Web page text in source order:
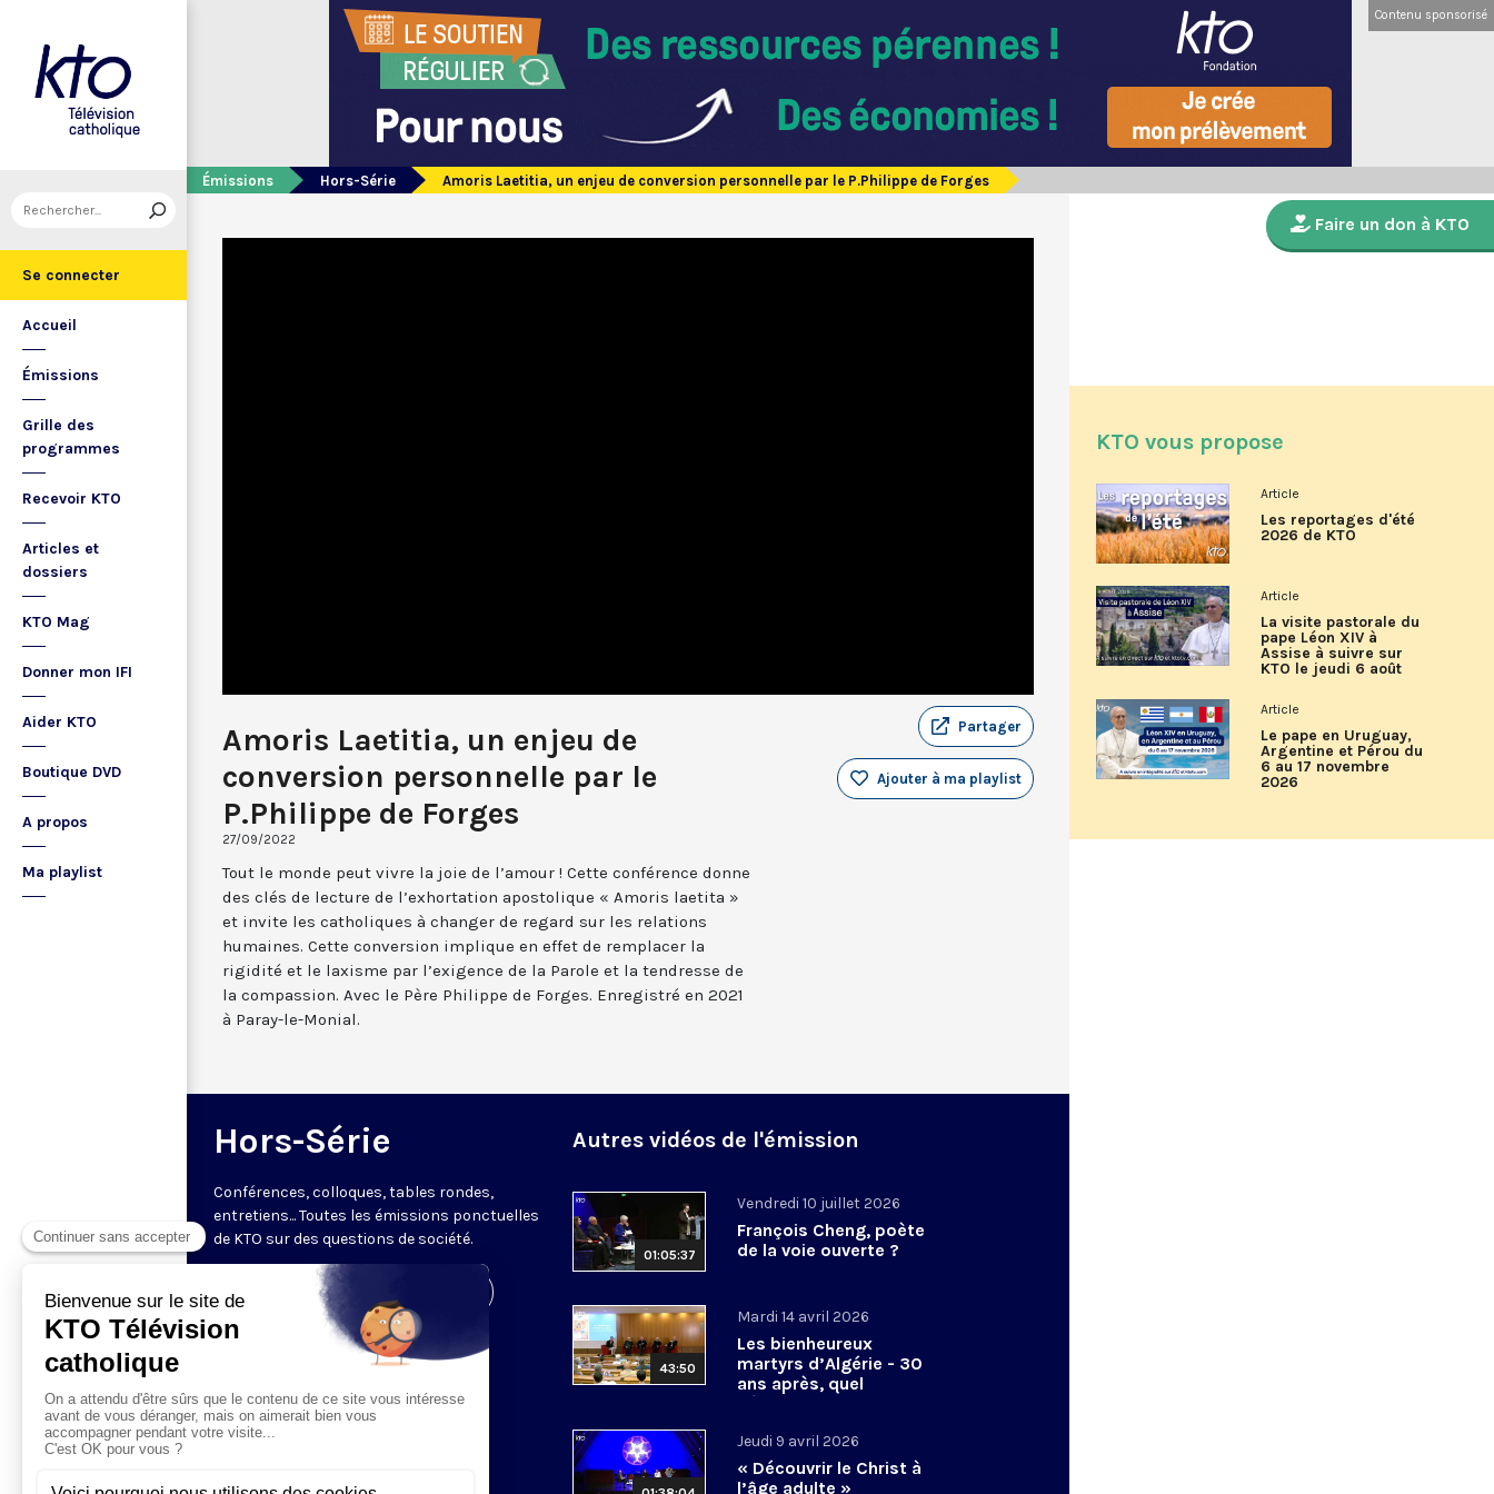
Se connecter
Accueil
Émissions
Grille des
programmes
Recevoir KTO
Articles et
dossiers
KTO Mag
Donner mon IFI
Aider KTO
Boutique DVD
A propos
Ma playlist
Contenu sponsorisé
Émissions Hors-Série Amoris Laetitia, un enjeu de conversion personnelle par le P.Philippe de Forges
Amoris Laetitia, un enjeu de
conversion personnelle par le
P.Philippe de Forges
27/09/2022
Partager
Ajouter à ma playlist
Tout le monde peut vivre la joie de l’amour ! Cette conférence donne
des clés de lecture de l’exhortation apostolique « Amoris laetita »
et invite les catholiques à changer de regard sur les relations
humaines. Cette conversion implique en effet de remplacer la
rigidité et le laxisme par l’exigence de la Parole et la tendresse de
la compassion. Avec le Père Philippe de Forges. Enregistré en 2021
à Paray-le-Monial.
Hors-Série
Conférences, colloques, tables rondes,
entretiens... Toutes les émissions ponctuelles
de KTO sur des questions de société.
Visiter la page de l'émission
Autres vidéos de l'émission
01:05:37
Vendredi 10 juillet 2026
François Cheng, poète
de la voie ouverte ?
43:50
Mardi 14 avril 2026
Les bienheureux
martyrs d’Algérie - 30
ans après, quel
héritage spirituel?
Jeudi 9 avril 2026
« Découvrir le Christ à
l’âge adulte »
Faire un don à KTO
KTO vous propose
Article
Les reportages d'été
2026 de KTO
Article
La visite pastorale du
pape Léon XIV à
Assise à suivre sur
KTO le jeudi 6 août
Article
Le pape en Uruguay,
Argentine et Pérou du
6 au 17 novembre
2026